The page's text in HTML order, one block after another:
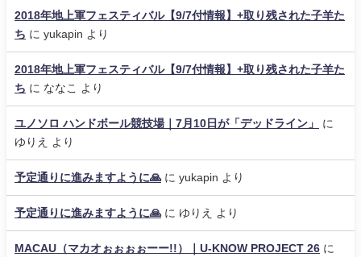
2018年地上軍フェスティバル【9/7付情報】+取り残された子羊た
ち に yukapin より
2018年地上軍フェスティバル【9/7付情報】+取り残された子羊た
ち に ななこ より
ユノソロ ハンドボール競技場｜7月10日が「デッドライン」
に
ゆりえ
より
予定通りに進みますように🙏 に yukapin より
予定通りに進みますように🙏 に ゆりえ より
MACAU（マカオぉぉぉぉーー!!）｜U-KNOW PROJECT 26 に